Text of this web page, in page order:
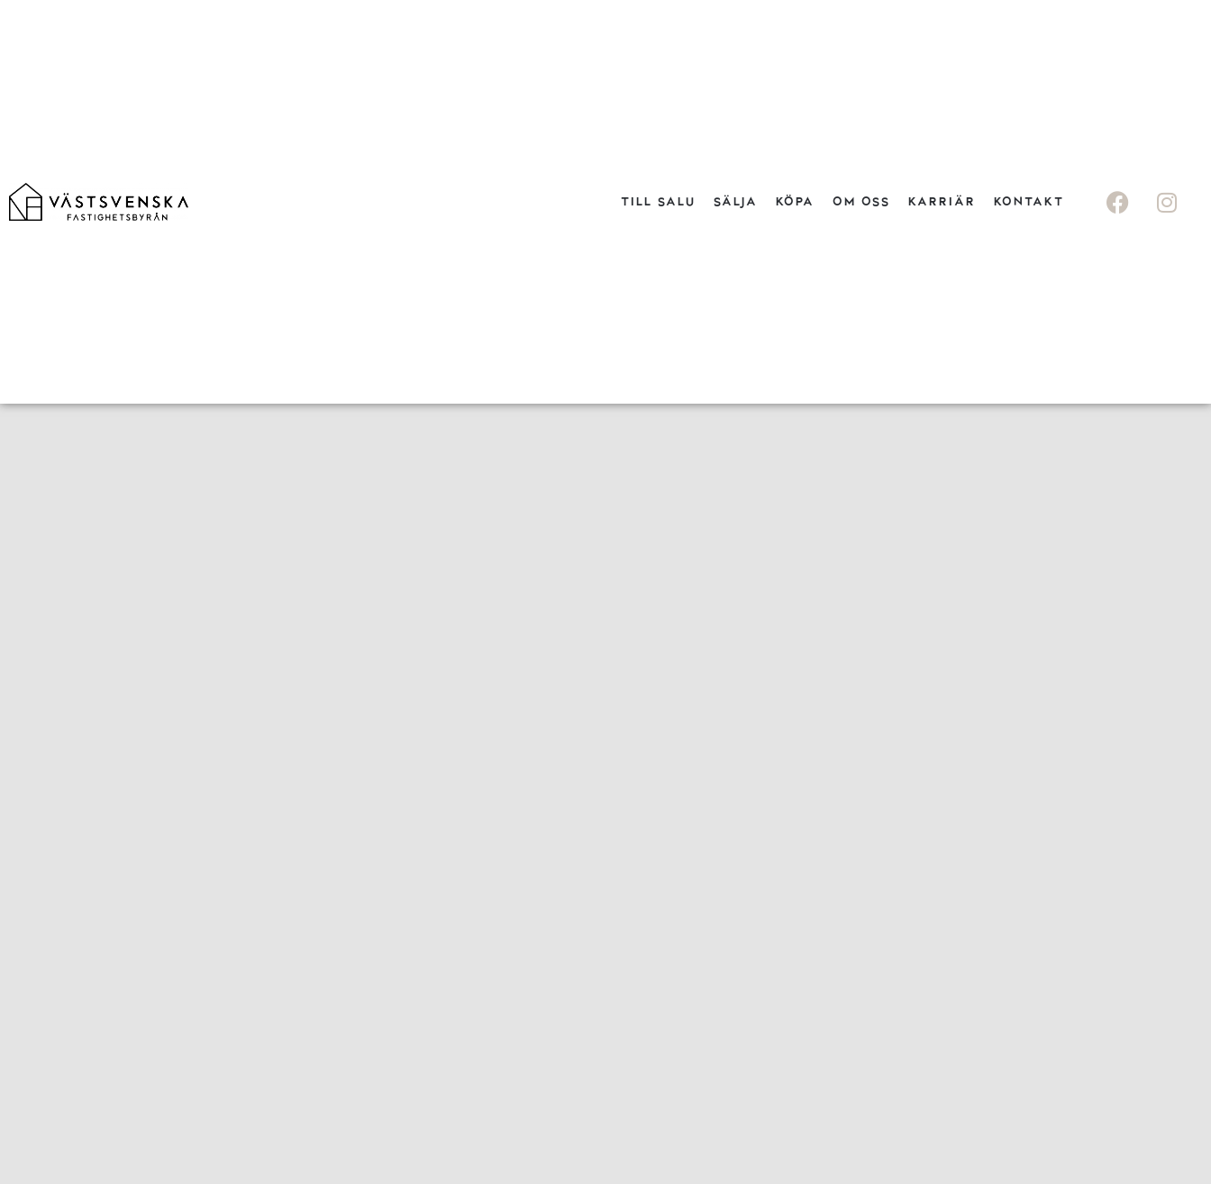
TILL SALU SÄLJA KÖPA OM OSS KARRIÄR KONTAKT